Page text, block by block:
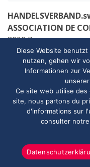
ASSOCIATION DE
3000 Bern
© 2026 Copyright -
Impressum
Newsletter Anmeldung
Diese Website
nutzen, gehen wir
Informationen zur
Ce site web utilise des
site, nous partons du
d'informations sur
consulter